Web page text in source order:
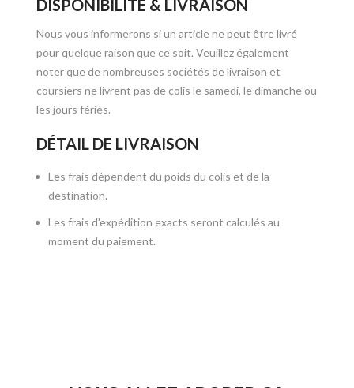
DISPONIBILITÉ & LIVRAISON
Nous vous informerons si un article ne peut être livré
pour quelque raison que ce soit. Veuillez également
noter que de nombreuses sociétés de livraison et
coursiers ne livrent pas de colis le samedi, le dimanche ou
les jours fériés.
DÉTAIL DE LIVRAISON
Les frais dépendent du poids du colis et de la
destination.
Les frais d'expédition exacts seront calculés au
moment du paiement.